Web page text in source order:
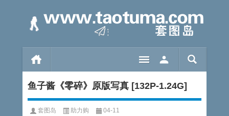
鱼子酱《零碎》原版写真 [132P-1.24G]
套图岛 助力购 04-11